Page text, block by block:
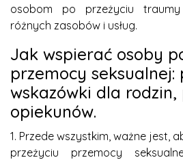
osobom po przeżyciu
różnych zasobów i usług.
Jak wspierać osoby
przemocy seksualnej:
wskazówki dla rodzin,
opiekunów.
1. Przede wszystkim, ważne jest,
przeżyciu przemocy